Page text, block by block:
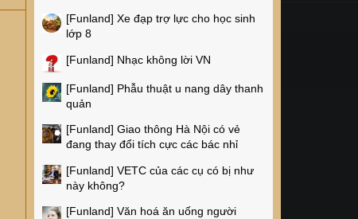
[Funland] Xe đạp trợ lực cho học sinh
lớp 8
[Funland] Nhạc không lời VN
[Funland] Phẫu thuật u nang dây thanh
quản
[Funland] Giao thông Hà Nội có vẻ
đang thay đổi tích cực các bác nhỉ
[Funland] VETC của các cụ có bị như
này không?
[Funland] Văn hoá ăn uống người